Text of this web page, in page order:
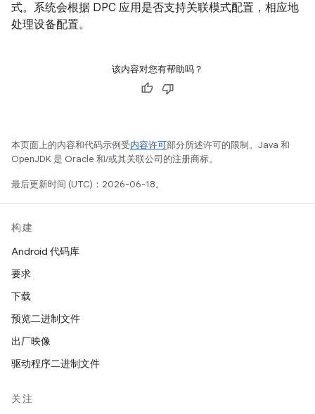
式。系统会根据 DPC 应用是否支持关联模式配置，相应地
处理设备配置。
该内容对您有帮助吗？
本页面上的内容和代码示例受内容许可部分所述许可的限制。Java 和
OpenJDK 是 Oracle 和/或其关联公司的注册商标。
最后更新时间 (UTC)：2026-06-18。
构建
Android 代码库
要求
下载
预览二进制文件
出厂映像
驱动程序二进制文件
关注